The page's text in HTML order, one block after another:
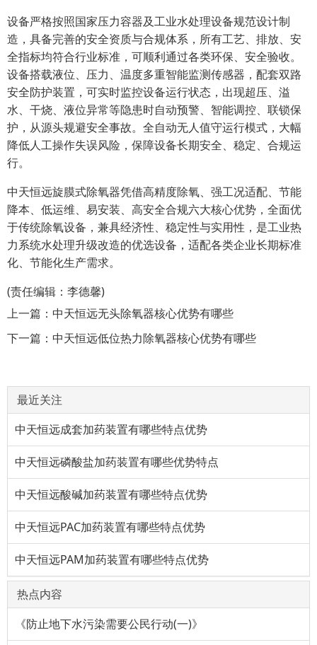
设备严格按照国家压力容器及工业水处理设备规范设计制
造，具备完善的安全资质与合规体系，所有工艺、排放、安
全指标均符合行业标准，可顺利通过各类环保、安全验收。
设备搭载液位、压力、温度多重智能监测传感器，配套双路
安全防护装置，可实时监控设备运行状态，出现超压、溢
水、干烧、液位异常等隐患时自动预警、智能调控、联锁保
护，从源头规避安全事故。全自动无人值守运行模式，大幅
降低人工操作失误风险，保障设备长期安全、稳定、合规运
行。
中天恒远旋膜式除氧器凭借高精度除氧、强工况适配、节能
降本、低运维、易安装、高安全合规六大核心优势，全面优
于传统除氧设备，兼具经济性、稳定性与实用性，是工业热
力系统水处理升级改造的优选设备，适配各类企业长期标准
化、节能化生产需求。
(责任编辑：李德馨)
上一篇： 中天恒远无头除氧器核心优势有哪些
下一篇： 中天恒远低位热力除氧器核心优势有哪些
最近关注
中天恒远成套加药装置有哪些特点优势
中天恒远磷酸盐加药装置有哪些优势特点
中天恒远酸碱加药装置有哪些特点优势
中天恒远PAC加药装置有哪些特点优势
中天恒远PAM加药装置有哪些特点优势
热点内容
《防止地下水污染需要公民行动(一)》